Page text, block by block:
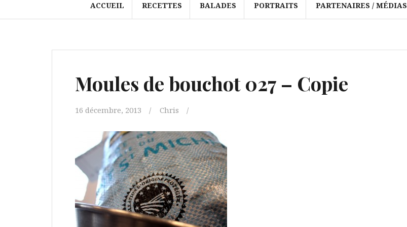
ACCUEIL RECETTES BALADES PORTRAITS PARTENAIRES / MÉDIAS
Moules de bouchot 027 – Copie
16 décembre, 2013 Chris